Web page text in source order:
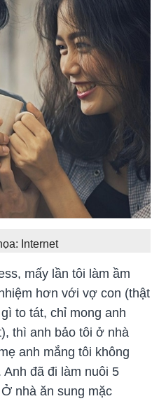
Internet
mấy lần tôi làm ầm
hơn với vợ con (thật
to tát, chỉ mong anh
thì anh bảo tôi ở nhà
anh mắng tôi không
đã đi làm nuôi 5
nhà ăn sung mặc